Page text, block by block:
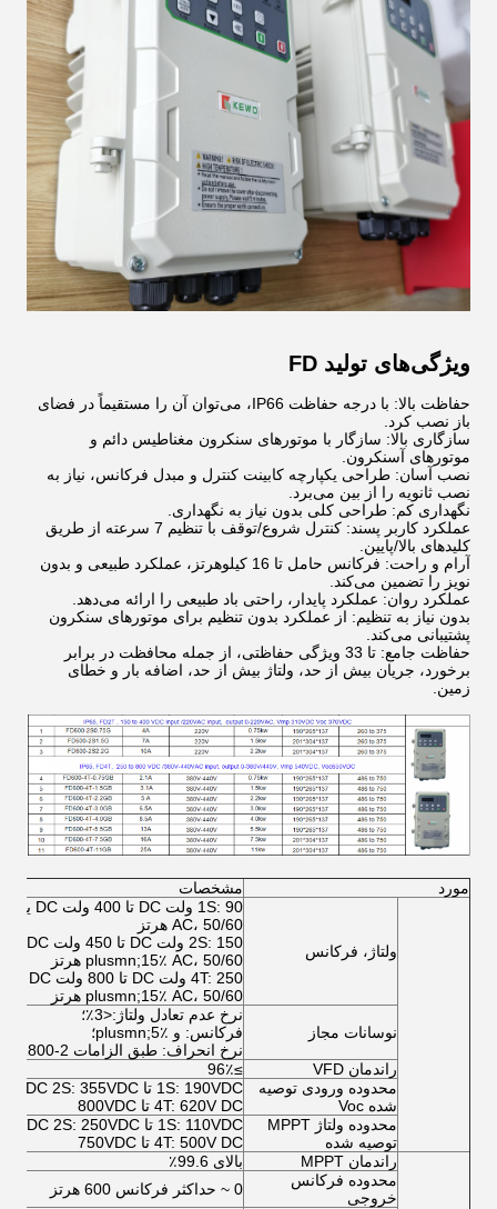
ویژگی‌های تولید FD
حفاظت بالا: با درجه حفاظت IP66، می‌توان آن را مستقیماً در فضای
باز نصب کرد.
سازگاری بالا: سازگار با موتورهای سنکرون مغناطیس دائم و
موتورهای آسنکرون.
نصب آسان: طراحی یکپارچه کابینت کنترل و مبدل فرکانس، نیاز به
نصب ثانویه را از بین می‌برد.
نگهداری کم: طراحی کلی بدون نیاز به نگهداری.
عملکرد کاربر پسند: کنترل شروع/توقف با تنظیم 7 سرعته از طریق
کلیدهای بالا/پایین.
آرام و راحت: فرکانس حامل تا 16 کیلوهرتز، عملکرد طبیعی و بدون
نویز را تضمین می‌کند.
عملکرد روان: عملکرد پایدار، راحتی باد طبیعی را ارائه می‌دهد.
بدون نیاز به تنظیم: از عملکرد بدون تنظیم برای موتورهای سنکرون
پشتیبانی می‌کند.
حفاظت جامع: تا 33 ویژگی حفاظتی، از جمله محافظت در برابر
برخورد، جریان بیش از حد، ولتاژ بیش از حد، اضافه بار و خطای
زمین.
مورد مشخصات
ولتاژ، فرکانس
AC، 50/60 هرتز
plusmn;15٪ AC، 50/60 هرتز
plusmn;15٪ AC، 50/60 هرتز
نوسانات مجاز
نرخ عدم تعادل ولتاژ:<3٪؛
فرکانس: و plusmn;5٪؛
نرخ انحراف: طبق الزامات IEC61800-2
راندمان VFD
≥96٪
محدوده ورودی توصیه
شده Voc
1S: 190VDC تا 450VDC 2S: 355VDC تا 450VDC
4T: 620V DC تا 800VDC
محدوده ولتاژ MPPT
توصیه شده
1S: 110VDC تا 400VDC 2S: 250VDC تا 400VDC
4T: 500V DC تا 750VDC
راندمان MPPT
بالای 99.6٪
محدوده فرکانس
خروجی
0 ~ حداکثر فرکانس 600 هرتز